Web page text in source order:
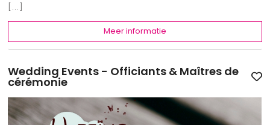
[...]
Meer informatie
Wedding Events - Officiants & Maîtres de
cérémonie